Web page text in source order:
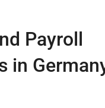
Payroll
in